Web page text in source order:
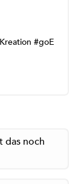
#goE
das noch